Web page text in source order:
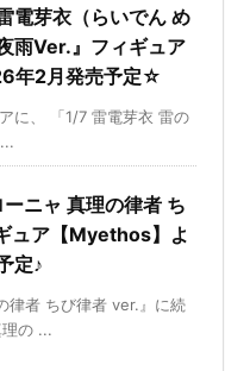
電芽衣（らいでん め
雨Ver.』フィギュア
年2月発売予定☆
に、 「1/7 雷電芽衣 雷の
ニャ 真理の律者 ち
ュア【Myethos】よ
定♪
律者 ちび律者 ver.』に続
の ...